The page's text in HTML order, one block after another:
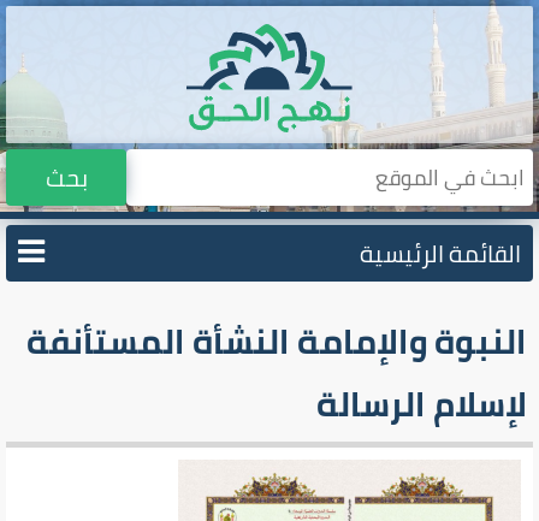
بحث
القائمة الرئيسية
النبوة والإمامة النشأة المستأنفة
لإسلام الرسالة